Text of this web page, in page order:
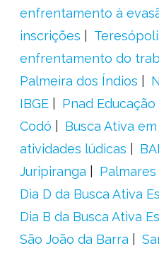
enfrentamento à
inscrições
enfrentamento do
Palmeira dos Índios
IBGE
Pnad Educação
Codó
Busca Ativa
atividades lúdicas
Juripiranga
Palmares
Dia D da Busca Ativa
Dia B da Busca Ativa
São João da Barra